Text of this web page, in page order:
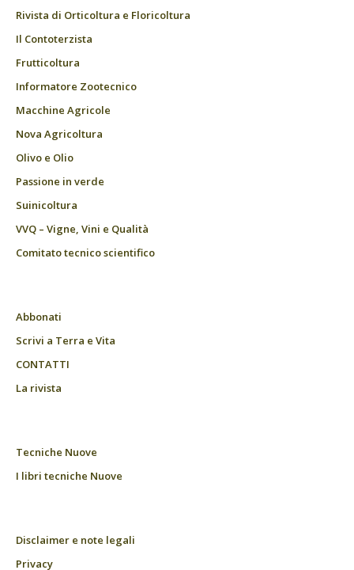
Rivista di Orticoltura e Floricoltura
Il Contoterzista
Frutticoltura
Informatore Zootecnico
Macchine Agricole
Nova Agricoltura
Olivo e Olio
Passione in verde
Suinicoltura
VVQ – Vigne, Vini e Qualità
Comitato tecnico scientifico
Abbonati
Scrivi a Terra e Vita
CONTATTI
La rivista
Tecniche Nuove
I libri tecniche Nuove
Disclaimer e note legali
Privacy